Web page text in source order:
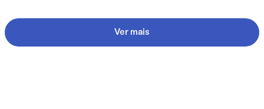
Ver mais